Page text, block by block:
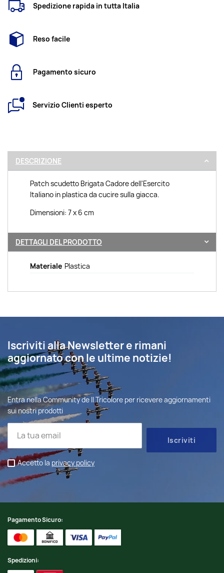
Spedizione rapida in tutta Italia
Reso facile
Pagamento sicuro
Servizio Clienti esperto
DESCRIZIONE
Patch scudetto Brigata Cadore dell'Esercito
Italiano in plastica da cucire sulla giacca.
Dimensioni: 7 x 6 cm
DETTAGLI DEL PRODOTTO
Materiale Plastica
Iscriviti alla Newsletter e rimani
aggiornato con le ultime notizie!
Entra nella Community de Il Tricolore per ricevere aggiornamenti
sui nostri prodotti
Accetto la privacy policy
Pagamento Sicuro:
Spedizioni: